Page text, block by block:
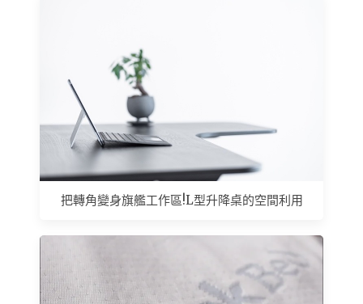
把轉角變身旗艦工作區!L型升降桌的空間利用